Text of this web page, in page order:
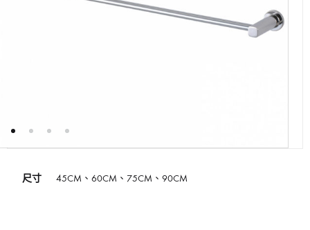
尺寸 45CM、60CM、75CM、90CM